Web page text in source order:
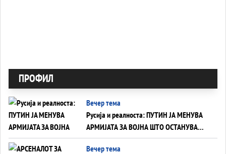
ПРОФИЛ
Вечер тема
Русија и реалноста: ПУТИН ЈА МЕНУВА
АРМИЈАТА ЗА ВОЈНА ШТО ОСТАНУВА
БЕЗ ФРОНТ
Вечер тема